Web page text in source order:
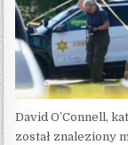
David O’Connell,
został znaleziony